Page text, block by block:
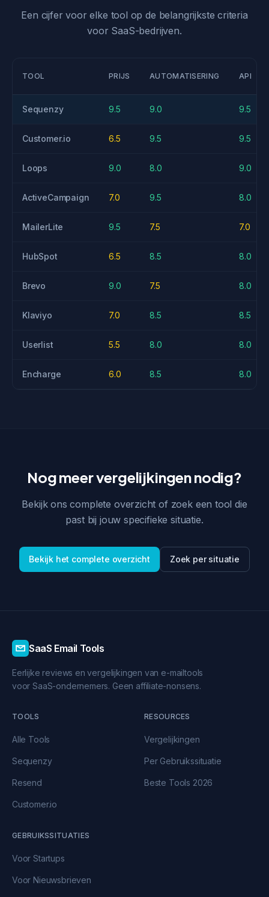
Een cijfer voor elke tool op de belangrijkste criteria
voor SaaS-bedrijven.
TOOL PRIJS AUTOMATISERING API
Sequenzy 9.5 9.0 9.5
Customer.io 6.5 9.5 9.5
Loops 9.0 8.0 9.0
ActiveCampaign 7.0 9.5 8.0
MailerLite 9.5 7.5 7.0
HubSpot 6.5 8.5 8.0
Brevo 9.0 7.5 8.0
Klaviyo 7.0 8.5 8.5
Userlist 5.5 8.0 8.0
Encharge 6.0 8.5 8.0
Nog meer vergelijkingen nodig?
Bekijk ons complete overzicht of zoek een tool die
past bij jouw specifieke situatie.
Bekijk het complete overzicht Zoek per situatie
SaaS Email Tools
Eerlijke reviews en vergelijkingen van e-mailtools
voor SaaS-ondernemers. Geen affiliate-nonsens.
TOOLS
Alle Tools
Sequenzy
Resend
Customer.io
RESOURCES
Vergelijkingen
Per Gebruikssituatie
Beste Tools 2026
GEBRUIKSSITUATIES
Voor Startups
Voor Nieuwsbrieven